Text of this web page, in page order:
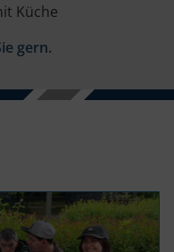
Küche
gern.